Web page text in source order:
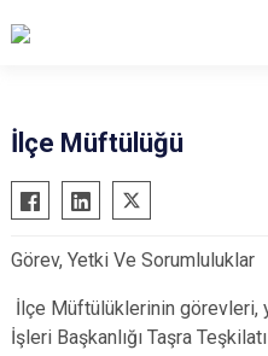
Altıntaş
Aslanapa
Çavdarhisar
Domaniç
Dumlupınar
İlçe Müftülüğü
Görev, Yetki Ve Sorumluluklar
İlçe Müftülüklerinin görevleri,
İşleri Başkanlığı Taşra